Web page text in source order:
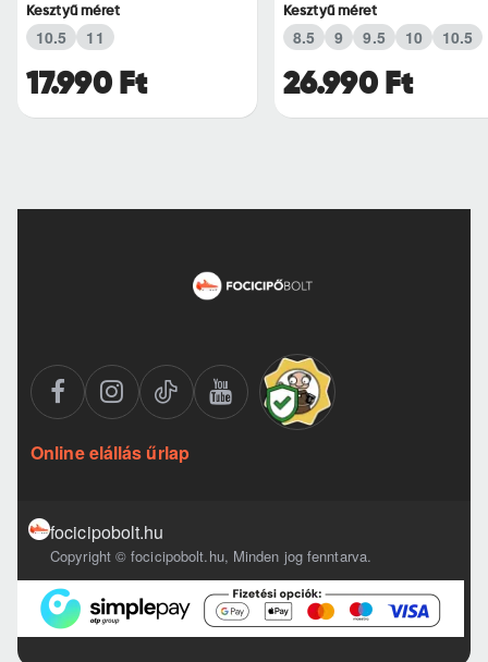
17.990 Ft
Kesztyű méret
10.5 11
26.990 Ft
Kesztyű méret
8.5 9 9.5 10 10.5
Online elállás űrlap
focicipobolt.hu
Copyright © focicipobolt.hu, Minden jog fenntarva.